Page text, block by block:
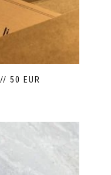
50 EUR